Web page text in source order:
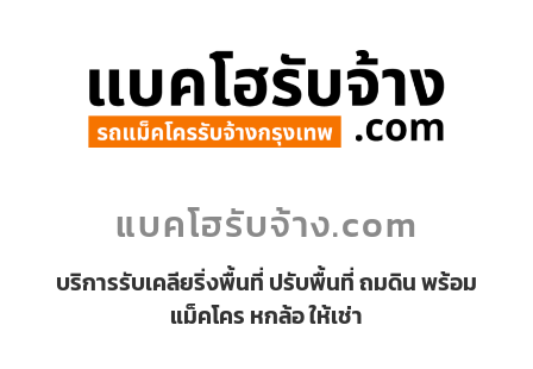
แบคโฮรับจ้าง.com
บริการรับเคลียริ่งพื้นที่ ปรับพื้นที่ ถมดิน พร้อม
แม็คโคร หกล้อ ให้เช่า